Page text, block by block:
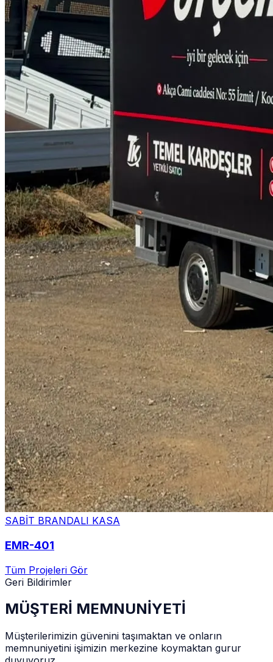
SABİT BRANDALI KASA
EMR-401
Tüm Projeleri Gör
Geri Bildirimler
MÜŞTERİ MEMNUNİYETİ
Müşterilerimizin güvenini taşımaktan ve onların
memnuniyetini işimizin merkezine koymaktan gurur